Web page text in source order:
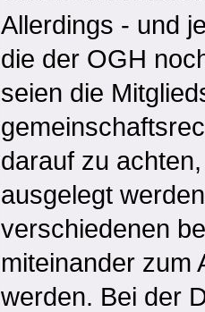
Allerdings - und
die der OGH
seien die
darauf zu
ausgelegt
verschiedenen
miteinander zum
werden. Bei der